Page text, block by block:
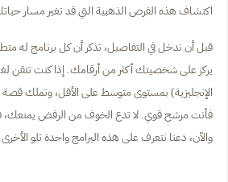
اكتشاف هذه الفرص الذهبية التي قد تغير مسار
قبل أن ندخل في التفاصيل، تذكر أن كل برنامج له
يركز على شخصيتك أكثر من أرقامك. إذا كنت تتقن لغة
الإنجليزية) بمستوى متوسط على الأقل، وتملك
فأنت مرشح قوي. لا تدع الخوف من الرفض يمنعك،
والآن، دعنا نتعرف على هذه البرامج واحدة تلو الأخرى.